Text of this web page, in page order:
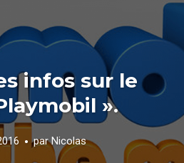
infos sur le
».
parNicolas